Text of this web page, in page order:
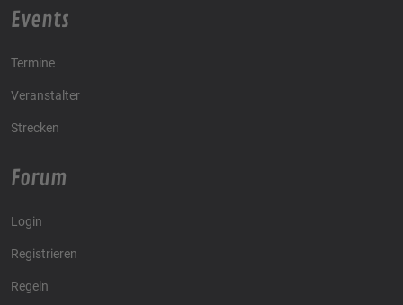
Events
Termine
Veranstalter
Strecken
Forum
Login
Registrieren
Regeln